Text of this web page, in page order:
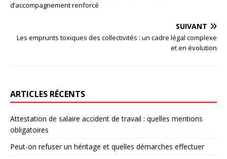
d’accompagnement renforcé
SUIVANT
Les emprunts toxiques des collectivités : un cadre légal complexe
et en évolution
ARTICLES RÉCENTS
Attestation de salaire accident de travail : quelles mentions
obligatoires
Peut-on refuser un héritage et quelles démarches effectuer